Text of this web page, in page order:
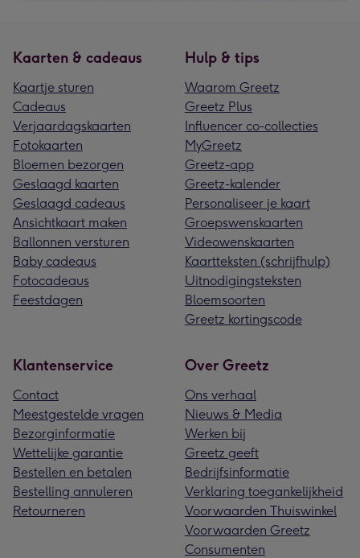
Kaarten & cadeaus
Kaartje sturen
Cadeaus
Verjaardagskaarten
Fotokaarten
Bloemen bezorgen
Geslaagd kaarten
Geslaagd cadeaus
Ansichtkaart maken
Ballonnen versturen
Baby cadeaus
Fotocadeaus
Feestdagen
Hulp & tips
Waarom Greetz
Greetz Plus
Influencer co-collecties
MyGreetz
Greetz-app
Greetz-kalender
Personaliseer je kaart
Groepswenskaarten
Videowenskaarten
Kaartteksten (schrijfhulp)
Uitnodigingsteksten
Bloemsoorten
Greetz kortingscode
Klantenservice
Contact
Meestgestelde vragen
Bezorginformatie
Wettelijke garantie
Bestellen en betalen
Bestelling annuleren
Retourneren
Over Greetz
Ons verhaal
Nieuws & Media
Werken bij
Greetz geeft
Bedrijfsinformatie
Verklaring toegankelijkheid
Voorwaarden Thuiswinkel
Voorwaarden Greetz
Consumenten